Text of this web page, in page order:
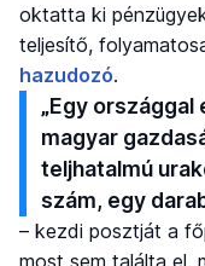
oktatta ki
teljesítő,
hazudozó.
„Egy
magyar
teljhatalmú
szám, egy
– kezdi posztját a
most sem találta el,